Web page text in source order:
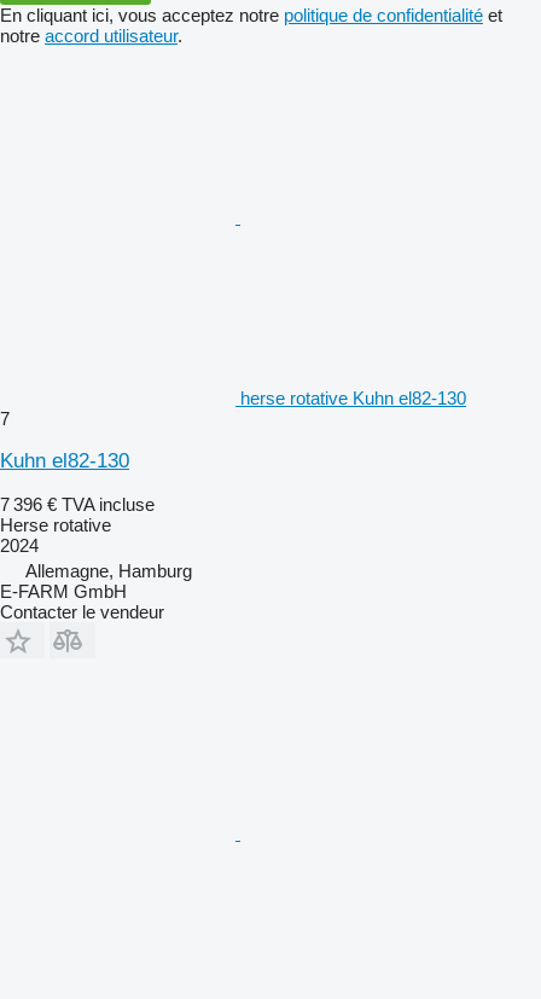
En cliquant ici, vous acceptez notre politique de confidentialité et
notre accord utilisateur.
herse rotative Kuhn el82-130
7
Kuhn el82-130
7 396 € TVA incluse
Herse rotative
2024
Allemagne, Hamburg
E-FARM GmbH
Contacter le vendeur